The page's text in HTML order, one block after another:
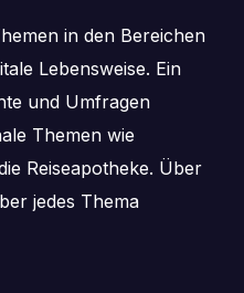
in den Bereichen
Lebensweise. Ein
und Umfragen
Themen wie
Reiseapotheke. Über
jedes Thema